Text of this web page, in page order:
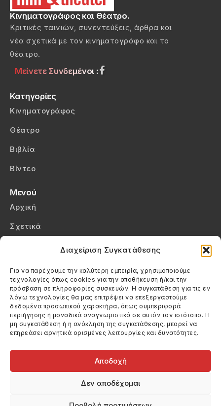
Διαχείριση Συγκατάθεσης
Για να παρέχουμε την καλύτερη εμπειρία, χρησιμοποιούμε
τεχνολογίες όπως cookies για την αποθήκευση ή/και την
πρόσβαση σε πληροφορίες συσκευών. Η συγκατάθεση για τις εν
λόγω τεχνολογίες θα μας επιτρέψει να επεξεργαστούμε
δεδομένα προσωπικού χαρακτήρα, όπως συμπεριφορά
περιήγησης ή μοναδικά αναγνωριστικά σε αυτόν τον ιστότοπο. Η
μη συγκατάθεση ή η ανάκληση της συγκατάθεσης, μπορεί να
επηρεάσει αρνητικά ορισμένες λειτουργίες και δυνατότητες.
Αποδοχή
Δεν αποδέχομαι
Κινηματογράφος και Θέατρο.
Κριτικές ταινιών, συνεντεύξεις, άρθρα και
νέα σχετικά με τον κινηματογράφο και το
θέατρο.
Μείνετε Συνδεμένοι :
Κατηγορίες
Κινηματογράφος
Θέατρο
Βιβλία
Βίντεο
Μενού
Αρχική
Σχετικά
Πολιτική Cookies (ΕΕ)
Στοιχεία Επικοινωνίας
Καλεσέ μας
(+30) 6974123481
Στείλε μας email
info@filmandtheater.gr